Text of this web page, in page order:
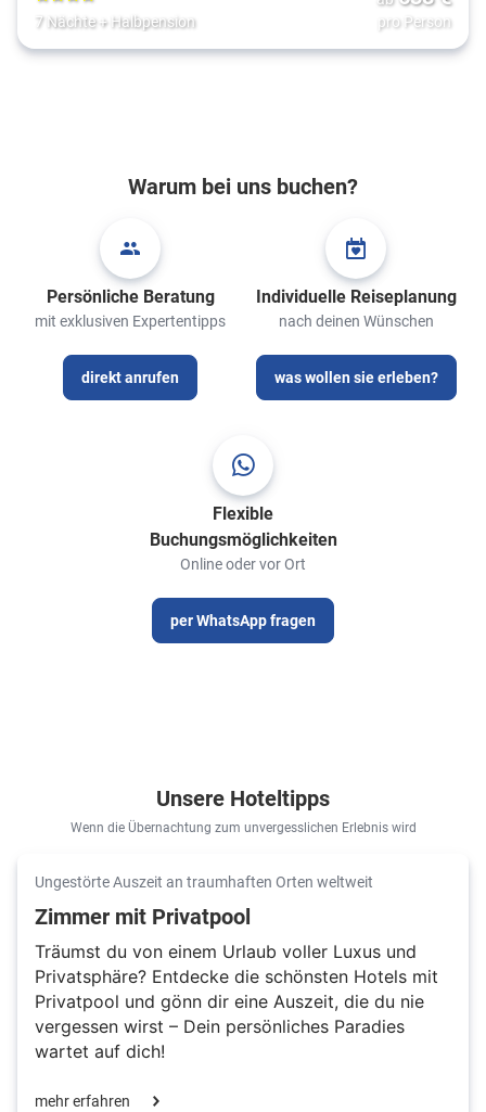
4
7 Nächte+ Halbpension pro Person
Warum bei uns buchen?
Persönliche Beratung
mit exklusiven Expertentipps
direkt anrufen
Individuelle Reiseplanung
nach deinen Wünschen
was wollen sie erleben?
Flexible
Buchungsmöglichkeiten
Online oder vor Ort
per WhatsApp fragen
Unsere Hoteltipps
Wenn die Übernachtung zum unvergesslichen Erlebnis wird
Ungestörte Auszeit an traumhaften Orten weltweit
Zimmer mit Privatpool
Träumst du von einem Urlaub voller Luxus und
Privatsphäre? Entdecke die schönsten Hotels mit
Privatpool und gönn dir eine Auszeit, die du nie
vergessen wirst – Dein persönliches Paradies
wartet auf dich!
mehr erfahren